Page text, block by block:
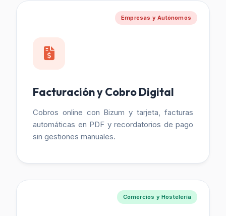
Empresas y Autónomos
Facturación y Cobro Digital
Cobros online con Bizum y tarjeta, facturas
automáticas en PDF y recordatorios de pago
sin gestiones manuales.
Comercios y Hostelería